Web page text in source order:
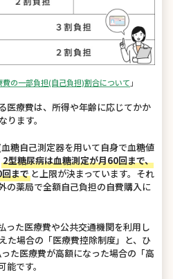
の一部負担(自己負担)割合について 」
医療費は、所得や年齢に応じてかか
ます。
糖自己測定器を用いて自身で血糖値
2型糖尿病は血糖測定が月60回まで、
まで と上限が決まっています。それ
の薬局で全額自己負担の自費購入に
った医療費や公共交通機関を利用し
た場合の「医療費控除制度」と、ひ
た医療費が高額になった場合の「高
です。